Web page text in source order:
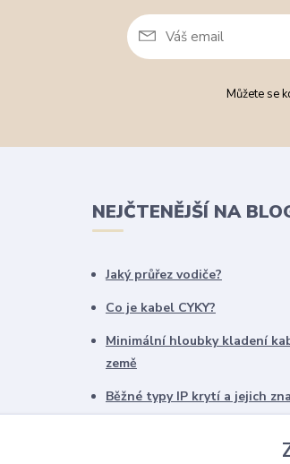
Můžete se
NEJČTENĚJŠÍ NA
Jaký průřez vodiče?
Co je kabel CYKY?
Minimální hloubky kladení
země
Běžné typy IP krytí a jejich